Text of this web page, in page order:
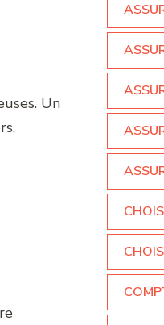
Un